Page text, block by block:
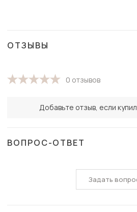
ОТЗЫВЫ
0 отзывов
Добавьте отзыв, если
ВОПРОС-ОТВЕТ
Задать